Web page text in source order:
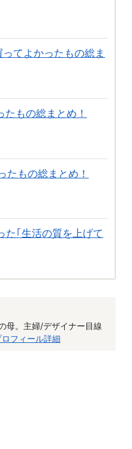
てよかったもの総ま
たもの総まとめ！
たもの総まとめ！
た｢生活の質を上げて
母。主婦/デザイナー目線
ロフィール詳細